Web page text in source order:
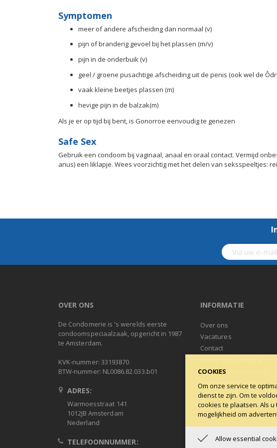
Symptomen
meer of andere afscheiding dan normaal (v)
pijn of branderig gevoel bij het plassen (m/v)
pijn in de onderbuik (v)
geel / groene pusachtige afscheiding uit de penis (ook wel de
vaak kleine beetjes plassen (m)
hevige pijn in de balzak(m)
Als je er op tijd bij bent, is Gonorroe eenvoudig te genezen
Safe Sex
Gebruik een condoom bij vaginaal, anaal en oraal contact. Vermijd
anus) een liklapje. Wees voorzichtig met het delen van seksspeeltjes:
OVER ONS
De Condomerie is 's werelds eerste
condoomspeciaalzaak, opgericht in 1987
te Amsterdam.
KVK-nummer: 33193870
BTW-nummer: NL0086.82.033.b01
ADRES:
Warmoesstraat 141
1012JB Amsterdam
Nederland
TELEFOONNUMMER:
INFORMATIE
Over ons
Vacatures
Contact
Ruilen en retourneren
Privacy en Discretie
Algemene voorwaarden
Condoblog
COOKIES
Om onze service te
dienst te zijn. Om te
cookies te plaatsen. Als
mogelijkheid om
Allow essential